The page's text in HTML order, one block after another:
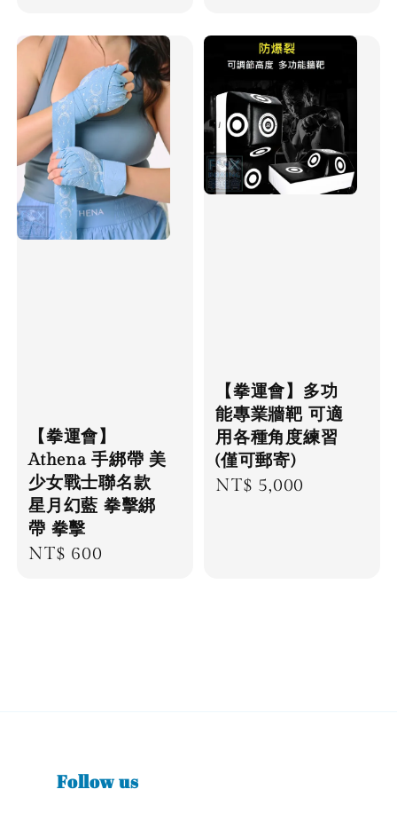
【拳運會】
Athena 手綁帶 美
少女戰士聯名款
星月幻藍 拳擊綁
帶 拳擊
Regular
NT$ 600
【拳運會】多功
能專業牆靶 可適
用各種角度練習
(僅可郵寄)
Regular
NT$ 5,000
Follow us